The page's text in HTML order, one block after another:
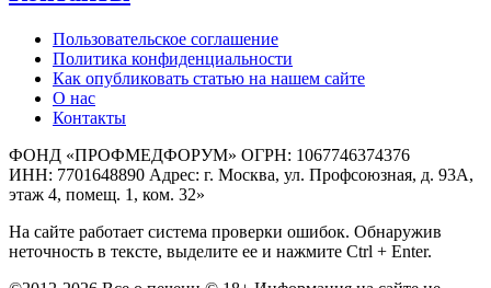
Пользовательское соглашение
Политика конфиденциальности
Как опубликовать статью на нашем сайте
О нас
Контакты
ФОНД «ПРОФМЕДФОРУМ» ОГРН: 1067746374376
ИНН: 7701648890 Адрес: г. Москва, ул. Профсоюзная, д. 93А,
этаж 4, помещ. 1, ком. 32»
На сайте работает система проверки ошибок. Обнаружив
неточность в тексте, выделите ее и нажмите Ctrl + Enter.